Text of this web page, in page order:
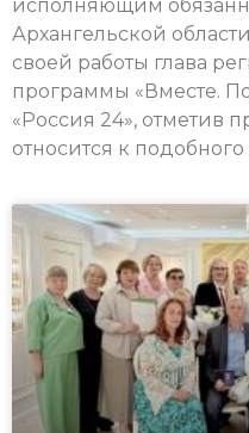
исполняющим
Архангельской
своей работы глава
программы «Вместе.
«Россия 24», отметив
относится к